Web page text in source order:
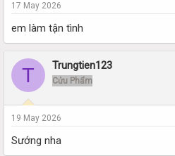
17 May 2026
em làm tận tình
T Trungtien123
Cửu Phẩm
19 May 2026
Sướng nha